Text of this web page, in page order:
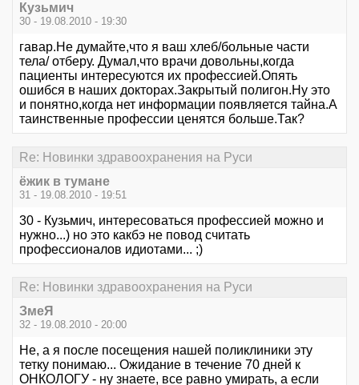
Кузьмич
30 - 19.08.2010 - 19:30
гавар.Не думайте,что я ваш хлеб/больные части
тела/ отберу. Думал,что врачи довольны,когда
пациенты интересуются их профессией.Опять
ошибся в наших докторах.Закрытый полигон.Ну это
и понятно,когда нет информации появляется тайна.А
таинственные профессии ценятся больше.Так?
Re: Новинки здравоохранения на Руси
ёжик в тумане
31 - 19.08.2010 - 19:51
30 - Кузьмич, интересоваться профессией можно и
нужно...) но это какбэ не повод считать
профессионалов идиотами... ;)
Re: Новинки здравоохранения на Руси
ЗмеЯ
32 - 19.08.2010 - 20:00
Не, а я после посещения нашей поликлиники эту
тетку понимаю... Ожидание в течение 70 дней к
ОНКОЛОГУ - ну знаете, все равно умирать, а если